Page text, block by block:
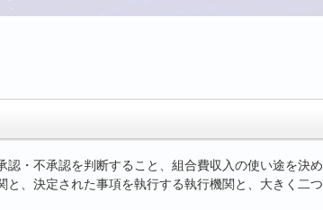
・不承認を判断すること、組合費収入の使い途を決め
、決定された事項を執行する執行機関と、大きく二つ